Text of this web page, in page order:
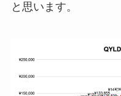
と思います。